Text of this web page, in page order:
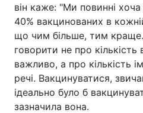
він каже: "Ми повинні хоча
40% вакцинованих в
що чим більше, тим
говорити не про
важливо, а про кількість
речі. Вакцинуватися,
ідеально було б
зазначила вона.